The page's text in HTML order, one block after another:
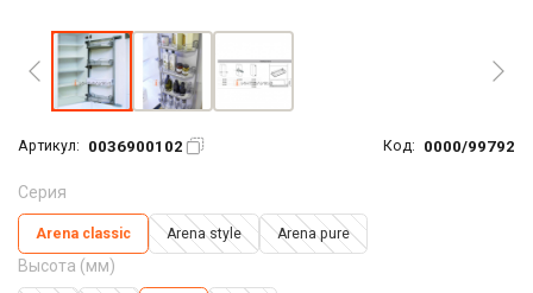
Артикул: 0036900102 Код: 0000/99792
Серия
Arena classic Arena style Arena pure
Высота (мм)